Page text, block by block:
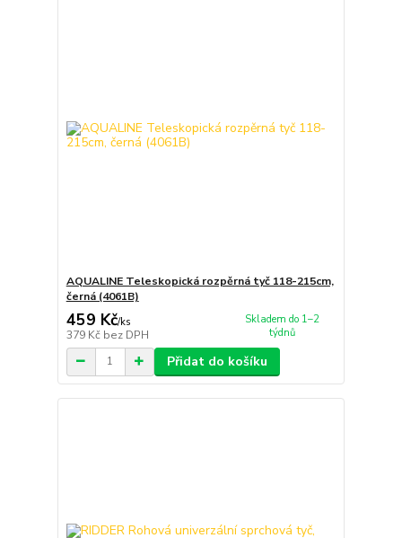
AQUALINE Teleskopická rozpěrná tyč 118-215cm,
černá (4061B)
459 Kč/ks
379 Kč bez DPH
Skladem do 1–2
týdnů
Přidat do košíku